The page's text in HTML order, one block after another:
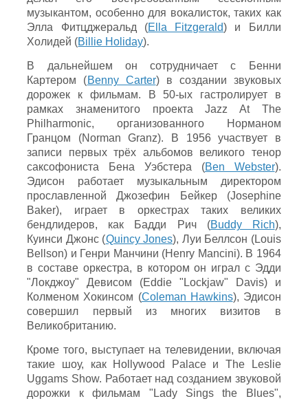
музыкантом, особенно для вокалисток, таких как
Элла Фитцджеральд (Ella Fitzgerald) и Билли
Холидей (Billie Holiday).
В дальнейшем он сотрудничает с Бенни
Картером (Benny Carter) в создании звуковых
дорожек к фильмам. В 50-ых гастролирует в
рамках знаменитого проекта Jazz At The
Philharmonic, организованного Норманом
Гранцом (Norman Granz). В 1956 участвует в
записи первых трёх альбомов великого тенор
саксофониста Бена Уэбстера (Ben Webster).
Эдисон работает музыкальным директором
прославленной Джозефин Бейкер (Josephine
Baker), играет в оркестрах таких великих
бендлидеров, как Бадди Рич (Buddy Rich),
Куинси Джонс (Quincy Jones), Луи Беллсон (Louis
Bellson) и Генри Манчини (Henry Mancini). В 1964
в составе оркестра, в котором он играл с Эдди
"Локджоу" Девисом (Eddie "Lockjaw" Davis) и
Колменом Хокинсом (Coleman Hawkins), Эдисон
совершил первый из многих визитов в
Великобританию.
Кроме того, выступает на телевидении, включая
такие шоу, как Hollywood Palace и The Leslie
Uggams Show. Работает над созданием звуковой
дорожки к фильмам "Lady Sings the Blues",